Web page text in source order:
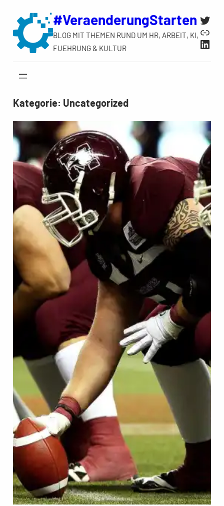
Inhalt
springen
#VeraenderungStarten
BLOG MIT THEMEN RUND UM HR, ARBEIT, KI,
FUEHRUNG & KULTUR
Link
Kategorie: Uncategorized